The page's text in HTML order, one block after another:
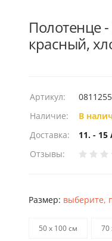
Полотенце
красный,
Артикул:
Наличие:
В
Доставка:
11. - 15
Отзывы:
Размер: выберите,
50 х 100 см 70